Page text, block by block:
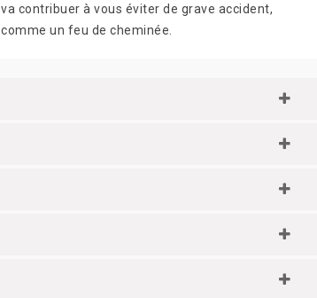
va contribuer à vous éviter de grave accident,
comme un feu de cheminée.